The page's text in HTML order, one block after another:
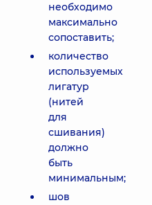
необходимо
максимально
сопоставить;
количество
используемых
лигатур
(нитей
для
сшивания)
должно
быть
минимальным;
шов